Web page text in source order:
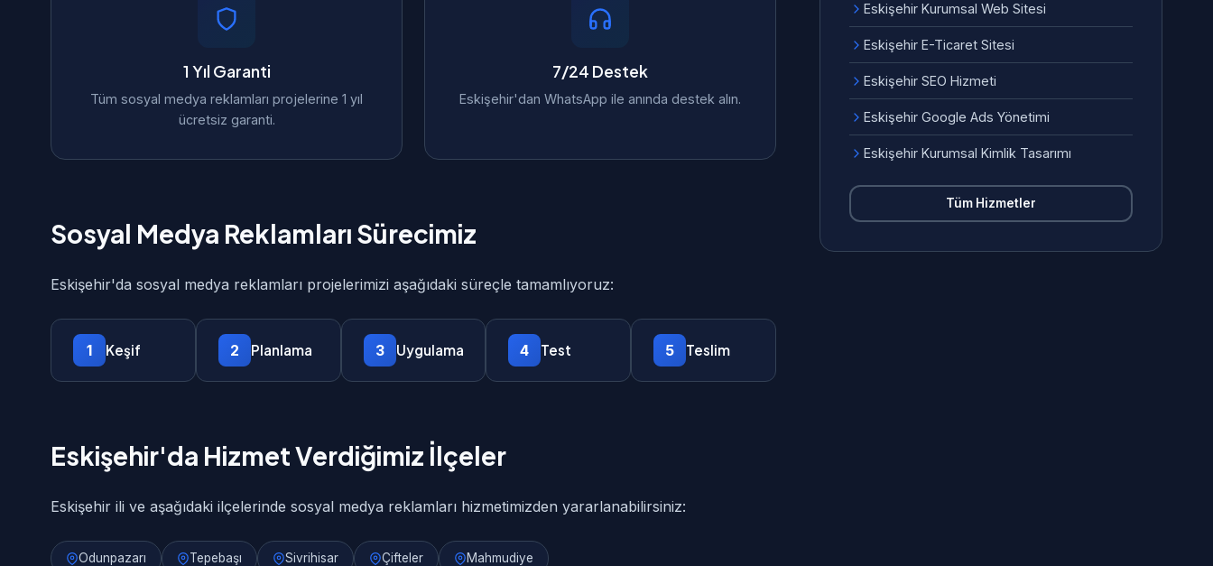
1 Yıl Garanti
Tüm sosyal medya reklamları projelerine 1 yıl
ücretsiz garanti.
7/24 Destek
Eskişehir'dan WhatsApp ile anında destek alın.
Sosyal Medya Reklamları Sürecimiz
Eskişehir'da sosyal medya reklamları projelerimizi aşağıdaki süreçle tamamlıyoruz:
1 Keşif 2 Planlama 3 Uygulama 4 Test 5 Teslim
Eskişehir'da Hizmet Verdiğimiz İlçeler
Eskişehir ili ve aşağıdaki ilçelerinde sosyal medya reklamları hizmetimizden yararlanabilirsiniz:
Odunpazarı Tepebaşı Sivrihisar Çifteler Mahmudiye
Eskişehir Kurumsal Web Sitesi
Eskişehir E-Ticaret Sitesi
Eskişehir SEO Hizmeti
Eskişehir Google Ads Yönetimi
Eskişehir Kurumsal Kimlik Tasarımı
Tüm Hizmetler